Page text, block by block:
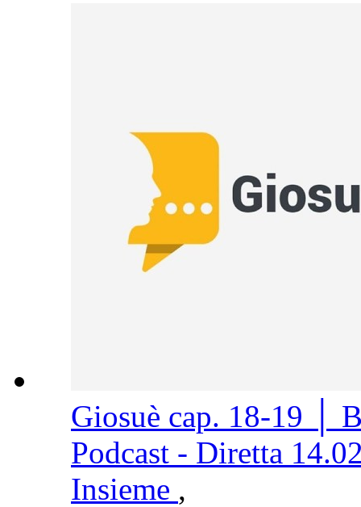
Giosuè cap. 18-19 │
Podcast - Diretta
Insieme ,